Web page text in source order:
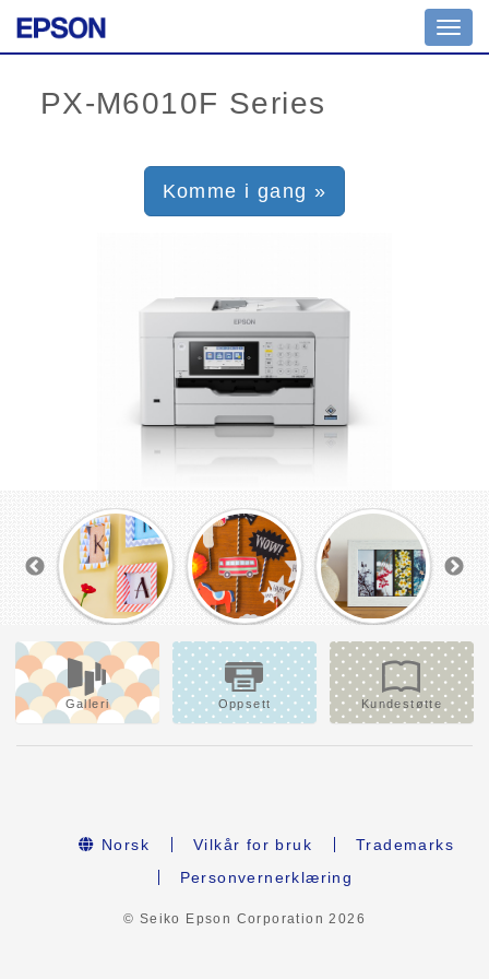
Komme i gang »
Galleri Oppsett Kundestøtte
Norsk Vilkår for bruk
Trademarks
Personvernerklæring
© Seiko Epson Corporation 2026